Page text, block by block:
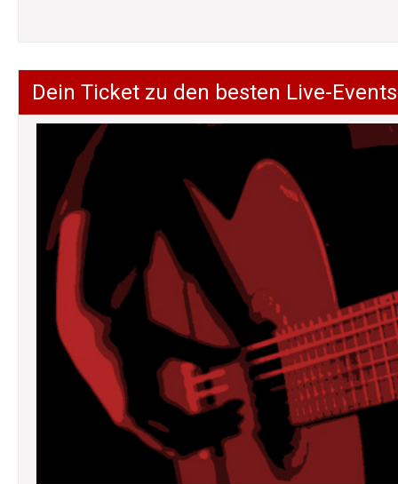
Dein Ticket zu den besten Live-Events